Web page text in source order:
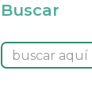
Buscar